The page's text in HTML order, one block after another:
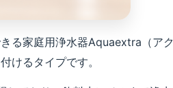
る家庭用浄水器Aquaextra（アク
けるタイプです。